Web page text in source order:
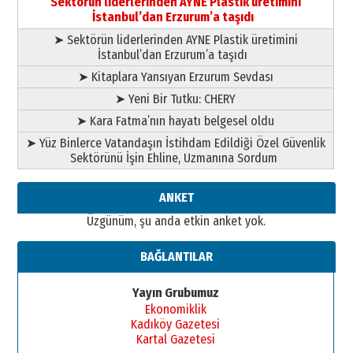
İstanbul’dan Erzurum’a taşıdı
➤ Sektörün liderlerinden AYNE Plastik üretimini
İstanbul’dan Erzurum’a taşıdı
➤ Kitaplara Yansıyan Erzurum Sevdası
➤ Yeni Bir Tutku: CHERY
➤ Kara Fatma’nın hayatı belgesel oldu
➤ Yüz Binlerce Vatandaşın İstihdam Edildiği Özel Güvenlik
Sektörünü İşin Ehline, Uzmanına Sordum
ANKET
Üzgünüm, şu anda etkin anket yok.
BAĞLANTILAR
Yayın Grubumuz
Ekonomiklik
Kadıköy Gazetesi
Kartal Gazetesi